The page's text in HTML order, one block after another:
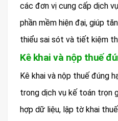
các đơn vị cung cấp dịch
phần mềm hiện đại, giúp
thiểu sai sót và tiết kiệm
Kê khai và nộp thuế
Kê khai và nộp thuế đúng
trong dịch vụ kế toán trọn
hợp dữ liệu, lập tờ khai